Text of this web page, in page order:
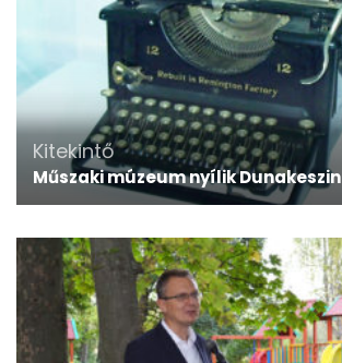
Kitekintő
Műszaki múzeum nyílik Dunakeszin